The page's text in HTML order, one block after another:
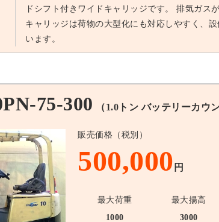
ドシフト付きワイドキャリッジです。 排気ガス
キャリッジは荷物の大型化にも対応しやすく、
います。
75-300 （1.0トン バッテリーカウ
販売価格（税別）
500,000 円
最大荷重 最大揚高
1000
3000